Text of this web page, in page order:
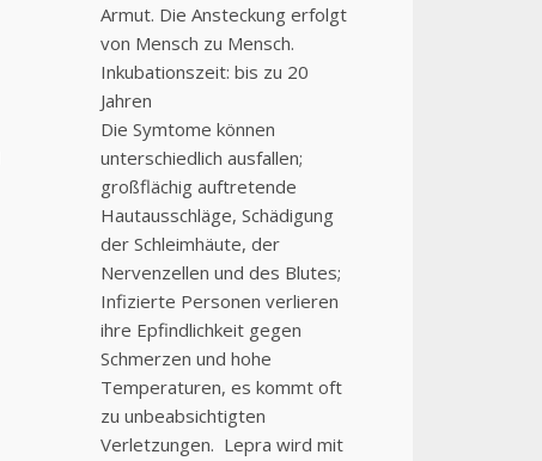
Armut. Die Ansteckung erfolgt
von Mensch zu Mensch.
Inkubationszeit: bis zu 20
Jahren
Die Symtome können
unterschiedlich ausfallen;
großflächig auftretende
Hautausschläge, Schädigung
der Schleimhäute, der
Nervenzellen und des Blutes;
Infizierte Personen verlieren
ihre Epfindlichkeit gegen
Schmerzen und hohe
Temperaturen, es kommt oft
zu unbeabsichtigten
Verletzungen. Lepra wird mit